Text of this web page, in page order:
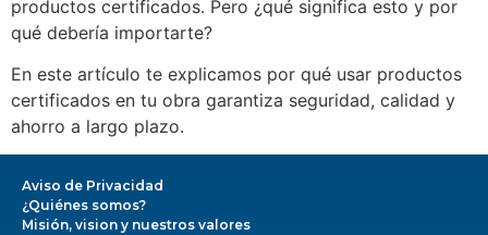
productos certificados. Pero ¿qué significa esto y por
qué debería importarte?
En este artículo te explicamos por qué usar productos
certificados en tu obra garantiza seguridad, calidad y
ahorro a largo plazo.
Aviso de Privacidad
¿Quiénes somos?
Misión, vision y nuestros valores